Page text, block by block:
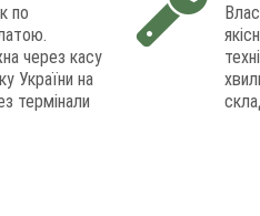
по
через касу
України на
термінали